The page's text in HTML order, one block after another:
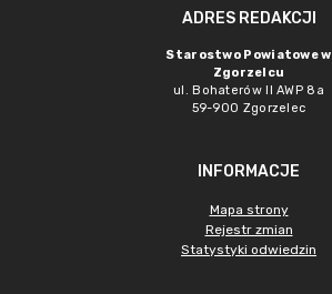
ADRES REDAKCJI
Starostwo Powiatowe w
Zgorzelcu
ul. Bohaterów II AWP 8a
59-900 Zgorzelec
INFORMACJE
Mapa strony
Rejestr zmian
Statystyki odwiedzin